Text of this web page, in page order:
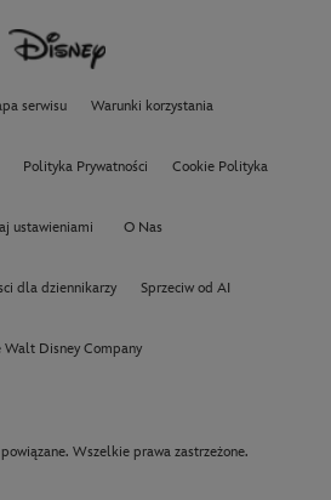
serwisu Warunki korzystania
Polityka Prywatności Cookie Polityka
ustawieniami O Nas
dla dziennikarzy Sprzeciw od AI
Walt Disney Company
Wszelkie prawa zastrzeżone.